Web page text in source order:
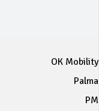
OK Mobility
Palma
PM